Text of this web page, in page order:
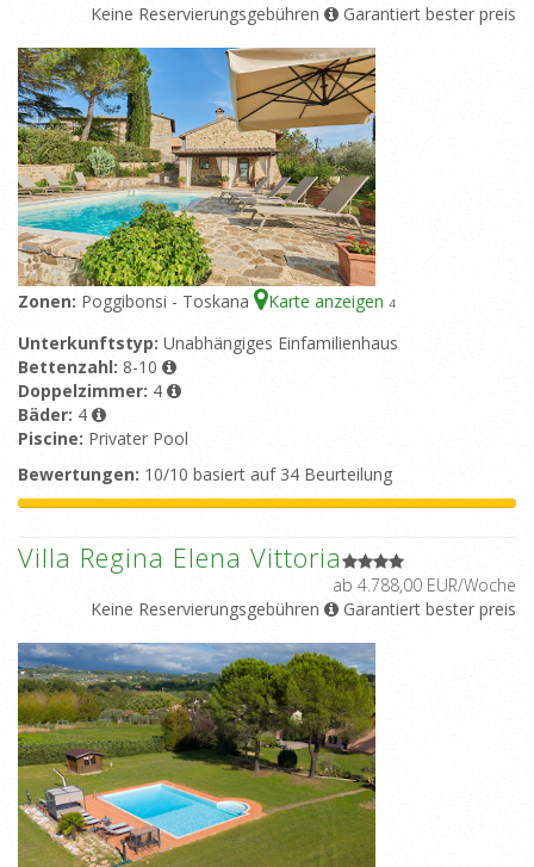
Keine Reservierungsgebühren
Garantiert bester preis
Zonen: Poggibonsi - Toskana Karte anzeigen 4
Unterkunftstyp: Unabhängiges Einfamilienhaus
Bettenzahl: 8-10
Doppelzimmer: 4
Bäder: 4
Piscine: Privater Pool
Bewertungen: 10/10 basiert auf 34 Beurteilung
Villa Regina Elena Vittoria
ab 4.788,00 EUR/Woche
Keine Reservierungsgebühren
Garantiert bester preis